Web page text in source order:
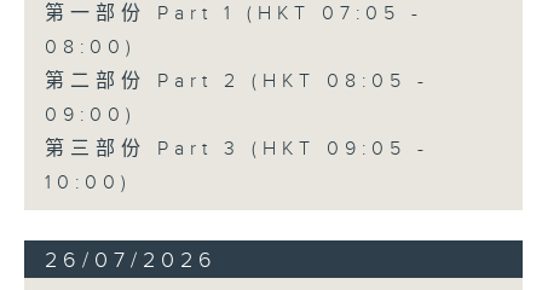
第一部份 Part 1 (HKT 07:05 -
08:00)
第二部份 Part 2 (HKT 08:05 -
09:00)
第三部份 Part 3 (HKT 09:05 -
10:00)
26/07/2026